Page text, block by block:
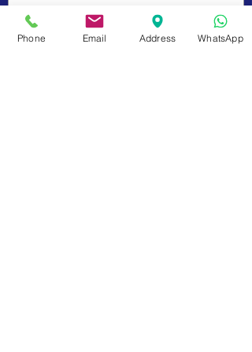
Phone Email Address WhatsApp